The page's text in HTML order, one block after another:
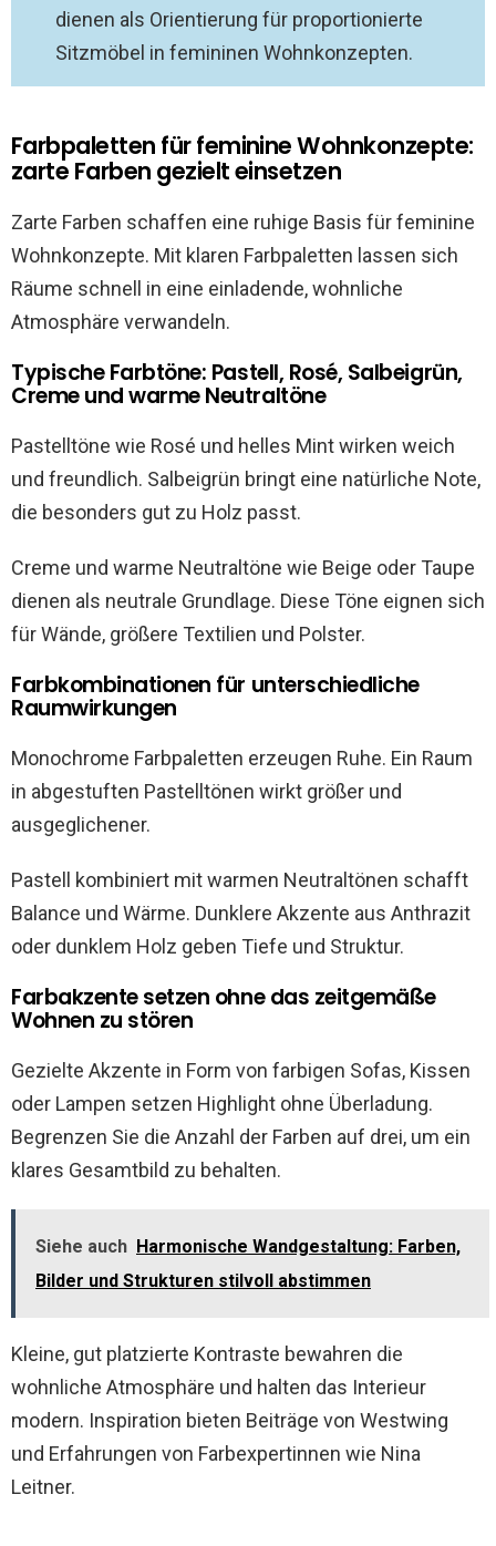
dienen als Orientierung für proportionierte
Sitzmöbel in femininen Wohnkonzepten.
Farbpaletten für feminine Wohnkonzepte:
zarte Farben gezielt einsetzen
Zarte Farben schaffen eine ruhige Basis für feminine
Wohnkonzepte. Mit klaren Farbpaletten lassen sich
Räume schnell in eine einladende, wohnliche
Atmosphäre verwandeln.
Typische Farbtöne: Pastell, Rosé, Salbeigrün,
Creme und warme Neutraltöne
Pastelltöne wie Rosé und helles Mint wirken weich
und freundlich. Salbeigrün bringt eine natürliche Note,
die besonders gut zu Holz passt.
Creme und warme Neutraltöne wie Beige oder Taupe
dienen als neutrale Grundlage. Diese Töne eignen sich
für Wände, größere Textilien und Polster.
Farbkombinationen für unterschiedliche
Raumwirkungen
Monochrome Farbpaletten erzeugen Ruhe. Ein Raum
in abgestuften Pastelltönen wirkt größer und
ausgeglichener.
Pastell kombiniert mit warmen Neutraltönen schafft
Balance und Wärme. Dunklere Akzente aus Anthrazit
oder dunklem Holz geben Tiefe und Struktur.
Farbakzente setzen ohne das zeitgemäße
Wohnen zu stören
Gezielte Akzente in Form von farbigen Sofas, Kissen
oder Lampen setzen Highlight ohne Überladung.
Begrenzen Sie die Anzahl der Farben auf drei, um ein
klares Gesamtbild zu behalten.
Siehe auch Harmonische Wandgestaltung: Farben,
Bilder und Strukturen stilvoll abstimmen
Kleine, gut platzierte Kontraste bewahren die
wohnliche Atmosphäre und halten das Interieur
modern. Inspiration bieten Beiträge von Westwing
und Erfahrungen von Farbexpertinnen wie Nina
Leitner.